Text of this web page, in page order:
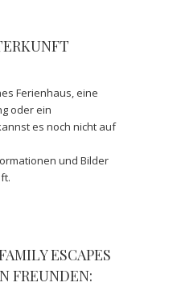
Ferienhaus, eine
oder ein
es noch nicht auf
und Bilder
ESCAPES
FREUNDEN: